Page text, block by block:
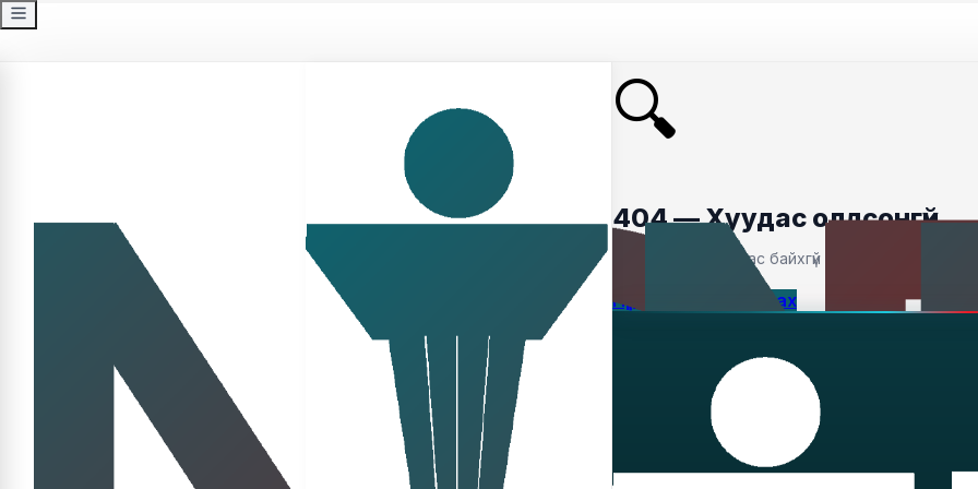
🔍
404 — Хуудас олдсонгүй
Таны хайсан хуудас байхгүй байна.
Нүүр хуудас руу буцах